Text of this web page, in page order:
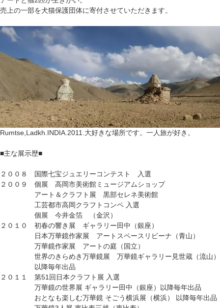
売上の一部を犬猫保護団体に寄付させていただきます。
Rumtse,Ladkh.INDIA.2011.大好きな場所です。一人旅が好き。
■主な展示歴■
２００８ 国際七宝ジュエリーコンテスト 入選
２００９ 個展 高岡市美術館ミュージアムショップ
アート＆クラフト展 黒部セレネ美術館
工芸都市高岡クラフトコンペ 入選
個展 今井金箔 （金沢）
２０１０ 初春の響き展 ギャラリー田中（銀座）
日本万華鏡作家展 アートスペースリビーナ（青山）
万華鏡作家展 アートの庭（国立）
世界のきらめき万華鏡展 万華鏡ギャラリー見世蔵（流山）
以降毎年出品
２０１１ 第51回日本クラフト展 入選
万華鏡の世界展 ギャラリー田中（銀座）以降毎年出品
おとなも楽しむ万華鏡 そごう横浜展（横浜） 以降毎年出品